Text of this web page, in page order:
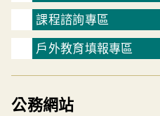
課程諮詢專區
戶外教育填報專區
公務網站